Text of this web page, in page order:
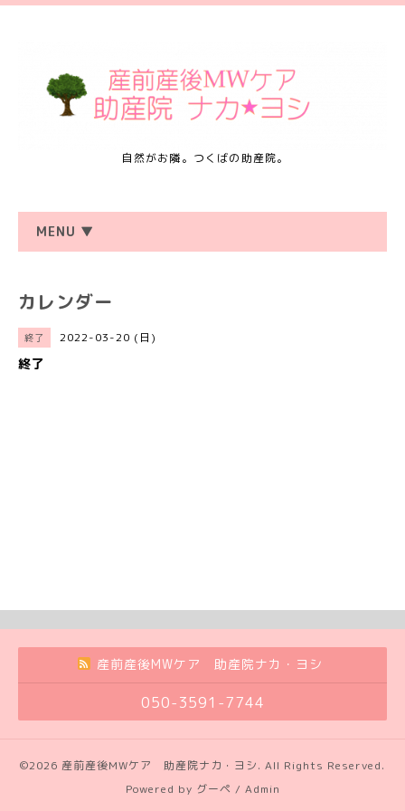
自然がお隣。つくばの助産院。
MENU ▼
カレンダー
終了 2022-03-20 (日)
終了
産前産後MWケア 助産院ナカ・ヨシ
050-3591-7744
©2026 産前産後MWケア 助産院ナカ・ヨシ. All Rights Reserved.
Powered by グーペ / Admin